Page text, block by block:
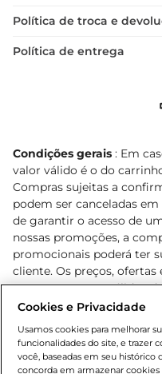
Política de troca e
Política de entrega
Condições gerais : Em
valor válido é o do
Compras sujeitas a
podem ser canceladas
de garantir o acesso de
nossas promoções, a
promocionais poderá ter
cliente. Os preços, ofertas
o e-commerce e válidos
sofrer alterações sem
Lei n.º 8069/90, art. 81,
Adolescente). Preços e
Cookies e Privacidade
Usamos cookies para melhorar
funcionalidades do site, e trazer
você, baseadas em seu histórico
concorda em armazenar